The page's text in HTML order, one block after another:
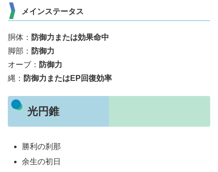
メインステータス
胴体： 防御力または効果命中
脚部： 防御力
オーブ： 防御力
縄： 防御力またはEP回復効率
光円錐
勝利の刹那
余生の初日